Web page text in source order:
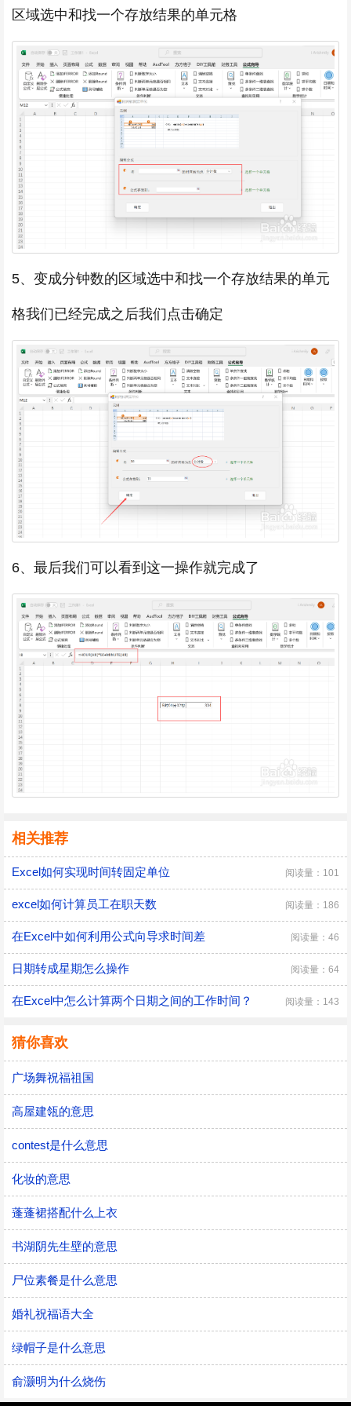
区域选中和找一个存放结果的单元格
5、变成分钟数的区域选中和找一个存放结果的单元
格我们已经完成之后我们点击确定
6、最后我们可以看到这一操作就完成了
相关推荐
Excel如何实现时间转固定单位 阅读量：101
excel如何计算员工在职天数 阅读量：186
在Excel中如何利用公式向导求时间差 阅读量：46
日期转成星期怎么操作 阅读量：64
在Excel中怎么计算两个日期之间的工作时间？ 阅读量：143
猜你喜欢
广场舞祝福祖国
高屋建瓴的意思
contest是什么意思
化妆的意思
蓬蓬裙搭配什么上衣
书湖阴先生壁的意思
尸位素餐是什么意思
婚礼祝福语大全
绿帽子是什么意思
俞灏明为什么烧伤